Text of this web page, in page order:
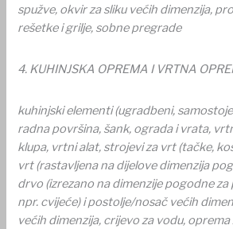
spužve, okvir za sliku većih dimenzija,
rešetke i grilje, sobne pregrade
4. KUHINJSKA OPREMA I VRTNA
kuhinjski elementi (ugradbeni,
radna površina, šank, ograda i vrata,
klupa, vrtni alat, strojevi za vrt (tačke,
vrt (rastavljena na dijelove dimenzija
drvo (izrezano na dimenzije pogodne za
npr. cvijeće) i postolje/nosač većih
većih dimenzija, crijevo za vodu,